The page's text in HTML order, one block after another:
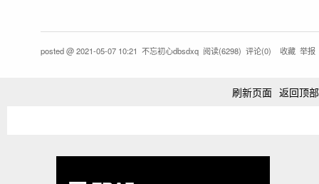
posted @2021-05-07 10:21 不忘初心dbsdxq 阅读(6298) 评论(0) 收藏 举报
刷新页面 返回顶部